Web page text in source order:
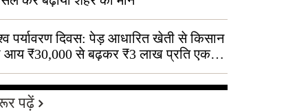
पर्यावरण दिवस: पेड़ आधारित खेती से किसान
आय ₹30,000 से बढ़कर ₹3 लाख प्रति एकड़
पढ़ें